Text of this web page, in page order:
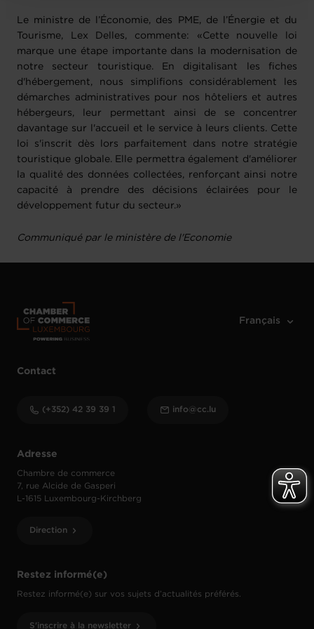
Le ministre de l’Économie, des PME, de l’Énergie et du
Tourisme, Lex Delles, commente: «Cette nouvelle loi
marque une étape importante dans la modernisation de
notre secteur touristique. En digitalisant les fiches
d'hébergement, nous simplifions considérablement les
démarches administratives pour nos hôteliers et autres
hébergeurs, leur permettant ainsi de se concentrer
davantage sur l'accueil et le service à leurs clients. Cette
loi s'inscrit dès lors parfaitement dans notre stratégie
touristique globale. Elle permettra également d'améliorer
la qualité des données collectées, renforçant ainsi notre
capacité à prendre des décisions éclairées pour le
développement futur du secteur.»
Communiqué par le ministère de l'Economie
Restez informé(e)
Restez informé(e) sur vos sujets d’actualités préférés.
S'inscrire à la newsletter
Adresse
Chambre de commerce
7, rue Alcide de Gasperi
L-1615 Luxembourg-Kirchberg
Direction
Contact
(+352) 42 39 39 1 info@cc.lu